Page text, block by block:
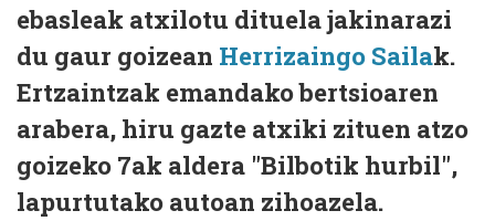
ebasleak atxilotu dituela jakinarazi
du gaur goizean Herrizaingo Sailak.
Ertzaintzak emandako bertsioaren
arabera, hiru gazte atxiki zituen atzo
goizeko 7ak aldera "Bilbotik hurbil",
lapurtutako autoan zihoazela.